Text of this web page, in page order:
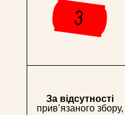
За відсутності
привʼязаного збору,